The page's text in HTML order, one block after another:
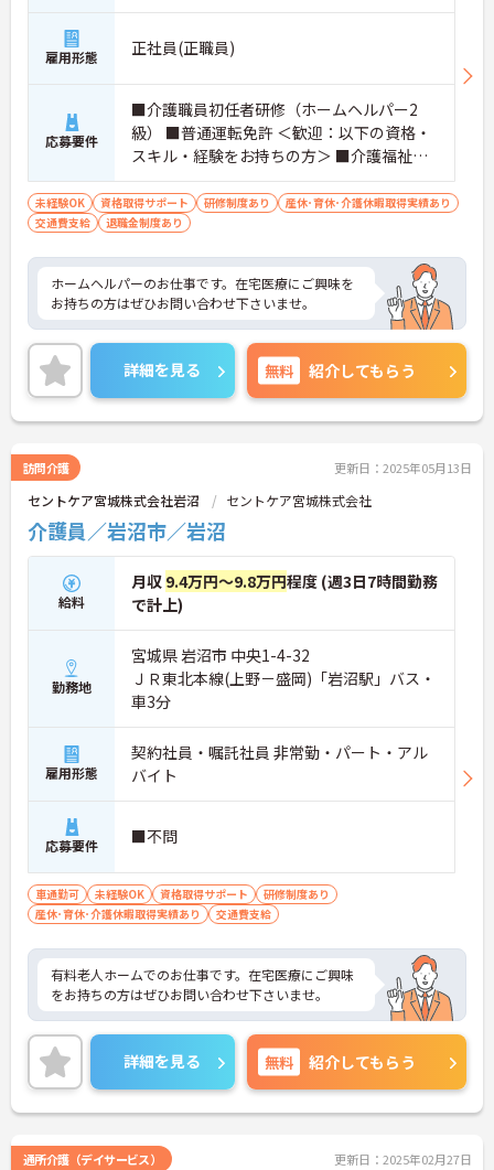
雇用形態 正社員(正職員)
応募要件
■介護職員初任者研修（ホームヘルパー2
級） ■普通運転免許 ＜歓迎：以下の資格・
スキル・経験をお持ちの方＞ ■介護福祉士
■介護職員実務者研修（ホームヘルパー1
級・介護職員基礎研修）
未経験OK 資格取得サポート 研修制度あり
産休･育休･介護休暇取得実績あり
交通費支給
退職金制度あり
ホームヘルパーのお仕事です。在宅医療にご興味を
お持ちの方はぜひお問い合わせ下さいませ。
詳細を見る 無料 紹介してもらう
訪問介護 更新日：2025年05月13日
セントケア宮城株式会社岩沼 セントケア宮城株式会社
介護員／岩沼市／岩沼
給料
月収 9.4万円～9.8万円程度 (週3日7時間勤務
で計上)
勤務地
宮城県 岩沼市 中央1-4-32
ＪＲ東北本線(上野－盛岡)「岩沼駅」バス・
車3分
雇用形態
契約社員・嘱託社員 非常勤・パート・アル
バイト
応募要件 ■不問
車通勤可 未経験OK 資格取得サポート
研修制度あり
産休･育休･介護休暇取得実績あり
交通費支給
有料老人ホームでのお仕事です。在宅医療にご興味
をお持ちの方はぜひお問い合わせ下さいませ。
詳細を見る 無料 紹介してもらう
通所介護（デイサービス） 更新日：2025年02月27日